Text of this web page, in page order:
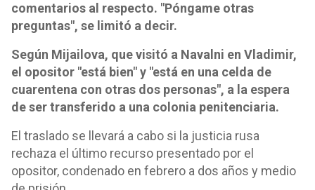
comentarios al respecto. "Póngame otras
preguntas", se limitó a decir.
Según Mijailova, que visitó a Navalni en Vladimir,
el opositor "está bien" y "está en una celda de
cuarentena con otras dos personas", a la espera
de ser transferido a una colonia penitenciaria.
El traslado se llevará a cabo si la justicia rusa
rechaza el último recurso presentado por el
opositor, condenado en febrero a dos años y medio